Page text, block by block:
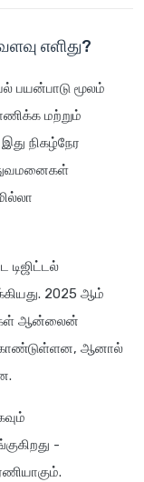
எளிது?
பயன்பாடு மூலம்
மற்றும்
நிகழ்நேர
டிஜிட்டல்
2025 ஆம்
ஆன்லைன்
கொண்டுள்ளன, ஆனால்
-